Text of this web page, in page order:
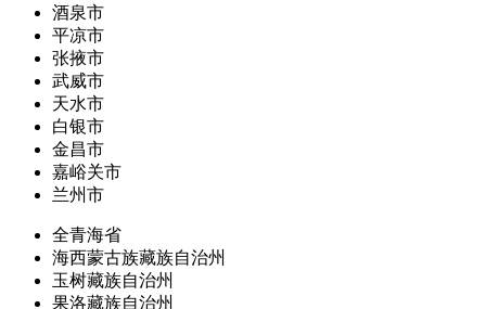
酒泉市
平凉市
张掖市
武威市
天水市
白银市
金昌市
嘉峪关市
兰州市
全青海省
海西蒙古族藏族自治州
玉树藏族自治州
果洛藏族自治州